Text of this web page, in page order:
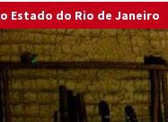
Estado do Rio de Janeiro